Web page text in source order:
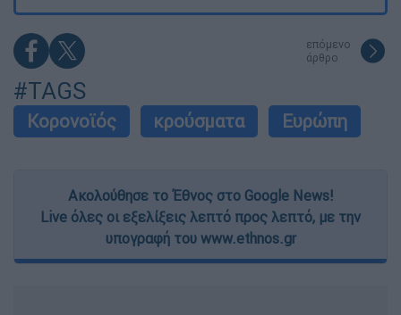
επόμενο
άρθρο
#TAGS
Κορονοϊός κρούσματα Ευρώπη
Ακολούθησε το Έθνος στο Google News!
Live όλες οι εξελίξεις λεπτό προς λεπτό, με την
υπογραφή του www.ethnos.gr